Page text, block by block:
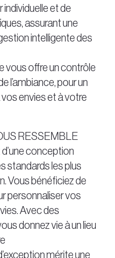
individuelle et de
assurant une
intelligente des
vous offre un contrôle
l’ambiance, pour un
vos envies et à votre
RESSEMBLE
conception
standards les plus
Vous bénéficiez de
personnaliser vos
Avec des
donnez vie à un lieu
mérite une